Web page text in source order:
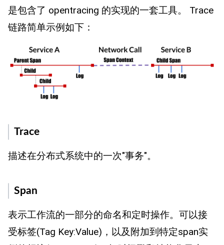
是包含了 opentracing 的实现的一套工具。 Trace
链路简单示例如下：
Trace
描述在分布式系统中的一次"事务"。
Span
表示工作流的一部分的命名和定时操作。可以接
受标签(Tag Key:Value)，以及附加到特定span实